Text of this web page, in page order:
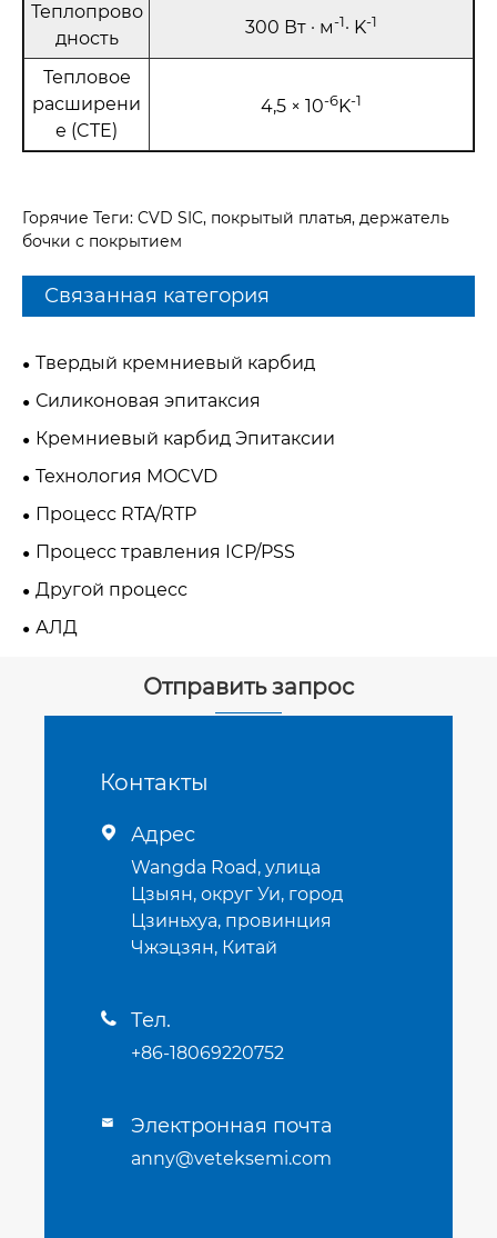
Теплопрово
дность
300 Вт · м-1· K-1
Тепловое
расширени
е (CTE)
4,5 × 10-6K-1
Горячие Теги: CVD SIC, покрытый платья, держатель
бочки с покрытием
Связанная категория
Твердый кремниевый карбид
Силиконовая эпитаксия
Кремниевый карбид Эпитаксии
Технология MOCVD
Процесс RTA/RTP
Процесс травления ICP/PSS
Другой процесс
АЛД
Отправить запрос
Контакты
 Адрес
Wangda Road, улица
Цзыян, округ Уи, город
Цзиньхуа, провинция
Чжэцзян, Китай
 Тел.
+86-18069220752
 Электронная почта
anny@veteksemi.com